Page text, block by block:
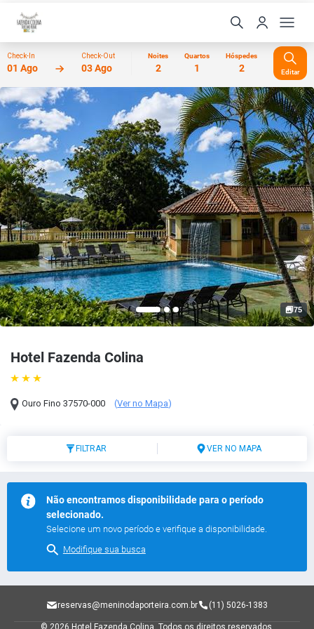
Check-In
01 Ago
Check-Out
03 Ago
Noites
2
Quartos
1
Hóspedes
2 Editar
Hotel Fazenda Colina
Ouro Fino 37570-000 (Ver no Mapa)
75
FILTRAR VER NO MAPA
Não encontramos disponibilidade para o período
selecionado.
Selecione um novo período e verifique a disponibilidade.
Modifique sua busca
reservas@meninodaporteira.com.br (11) 5026-1383
© 2026 Hotel Fazenda Colina. Todos os direitos reservados.